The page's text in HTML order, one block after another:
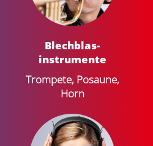
Blechblas­
instrumente
Trompete, Posaune,
Horn